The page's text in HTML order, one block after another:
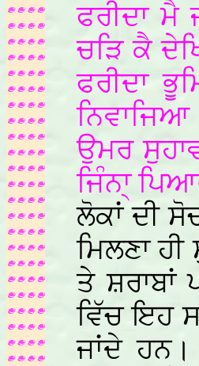
ਫਰੀਦਾ
ਚੜਿ ਕੈ
ਫਰੀਦਾ
ਉਮਰ
ਜਿੰਨਾ੍
ਲੋਕਾਂ ਦੀ
ਮਿਲਣਾ
ਤੇ
ਵਿੱਚ ਇਹ
ਜਾਂਦੇ